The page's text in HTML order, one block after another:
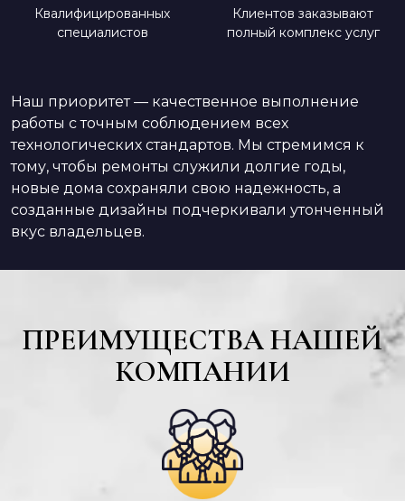
Квалифицированных
специалистов
Клиентов заказывают
полный комплекс услуг
Наш приоритет — качественное выполнение
работы с точным соблюдением всех
технологических стандартов. Мы стремимся к
тому, чтобы ремонты служили долгие годы,
новые дома сохраняли свою надежность, а
созданные дизайны подчеркивали утонченный
вкус владельцев.
ПРЕИМУЩЕСТВА НАШЕЙ
КОМПАНИИ